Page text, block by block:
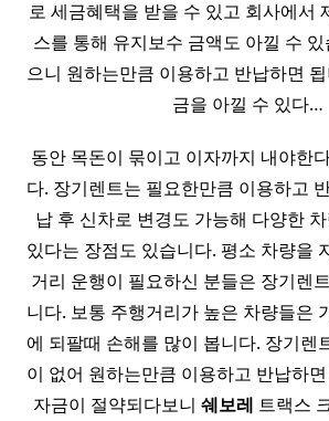
로 세금혜택을 받을 수 있고 회사에서
스를 통해 유지보수 금액도 아낄 수
으니 원하는만큼 이용하고 반납하면
금을 아낄 수 있다…
동안 목돈이 묶이고 이자까지 내야한
다. 장기렌트는 필요한만큼 이용하고
납 후 신차로 변경도 가능해 다양한
있다는 장점도 있습니다. 평소 차량을
거리 운행이 필요하신 분들은 장기렌
니다. 보통 주행거리가 높은 차량들은
에 되팔때 손해를 많이 봅니다. 장기렌
이 없어 원하는만큼 이용하고 반납하
자금이 절약되다보니 쉐보레 트랙스